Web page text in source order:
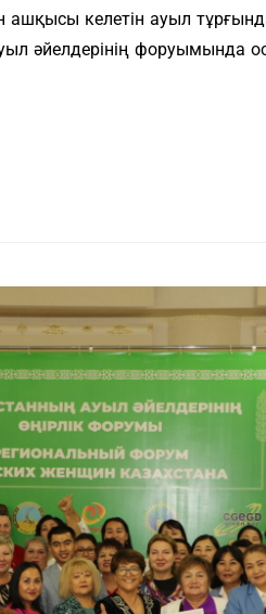
ашқысы келетін ауыл
әйелдерінің форуымында